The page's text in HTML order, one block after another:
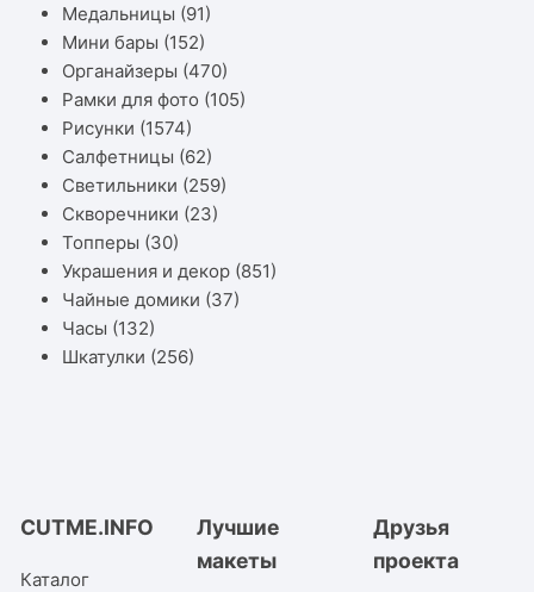
Медальницы (91)
Мини бары (152)
Органайзеры (470)
Рамки для фото (105)
Рисунки (1574)
Салфетницы (62)
Светильники (259)
Скворечники (23)
Топперы (30)
Украшения и декор (851)
Чайные домики (37)
Часы (132)
Шкатулки (256)
CUTME.INFO
Каталог
Лучшие
макеты
Друзья
проекта